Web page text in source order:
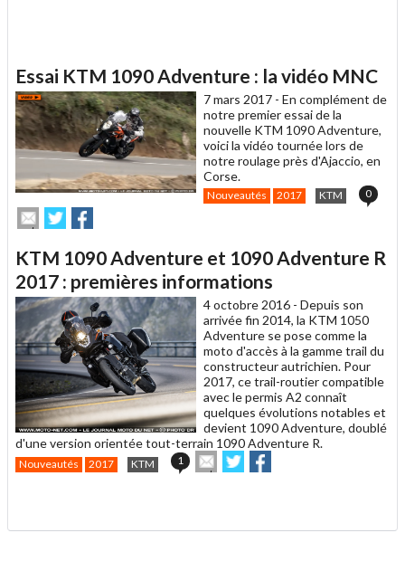
Essai KTM 1090 Adventure : la vidéo MNC
7 mars 2017 - En complément de
notre premier essai de la
nouvelle KTM 1090 Adventure,
voici la vidéo tournée lors de
notre roulage près d'Ajaccio, en
Corse.
Nouveautés 2017 KTM 0
Envoyer
cet
à
un
ami
Partager
sur
sur
KTM 1090 Adventure et 1090 Adventure R
2017 : premières informations
4 octobre 2016 - Depuis son
arrivée fin 2014, la KTM 1050
Adventure se pose comme la
moto d'accès à la gamme trail du
constructeur autrichien. Pour
2017, ce trail-routier compatible
avec le permis A2 connaît
quelques évolutions notables et
devient 1090 Adventure, doublé
d'une version orientée tout-terrain 1090 Adventure R.
Nouveautés 2017 KTM 1
Envoyer
cet
ami
Partager
sur sur